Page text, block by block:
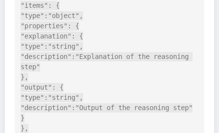
"items": {
"type":"object",
"properties": {
"explanation": {
"type":"string",
"description":"Explanation of the reasoning
step"
},
"output": {
"type":"string",
"description":"Output of the reasoning step"
}
},